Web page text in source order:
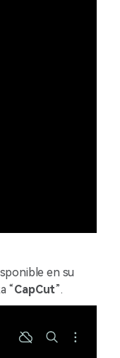
en su
“CapCut”.